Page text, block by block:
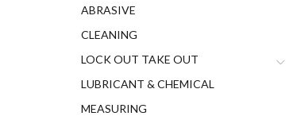
ABRASIVE
CLEANING
LOCK OUT TAKE OUT
LUBRICANT & CHEMICAL
MEASURING